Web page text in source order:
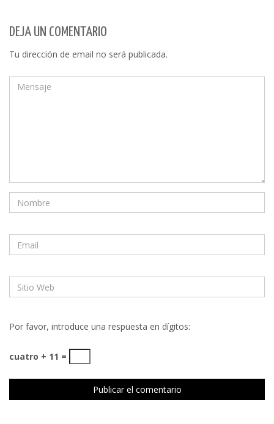
DEJA UN COMENTARIO
Tu dirección de email no será publicada.
Por favor, introduce una respuesta en dígitos:
cuatro + 11 =